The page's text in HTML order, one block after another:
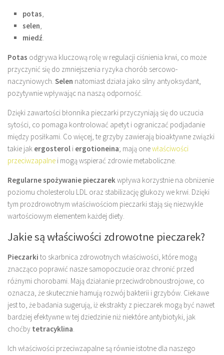
potas,
selen,
miedź.
Potas odgrywa kluczową rolę w regulacji ciśnienia krwi, co może
przyczynić się do zmniejszenia ryzyka chorób sercowo-
naczyniowych. Selen natomiast działa jako silny antyoksydant,
pozytywnie wpływając na naszą odporność.
Dzięki zawartości błonnika pieczarki przyczyniają się do uczucia
sytości, co pomaga kontrolować apetyt i ograniczać podjadanie
między posiłkami. Co więcej, te grzyby zawierają bioaktywne związki
takie jak ergosterol i ergotioneina; mają onewłaściwości
przeciwzapalne i mogą wspierać zdrowie metaboliczne.
Regularne spożywanie pieczarekwpływa korzystnie na obniżenie
poziomu cholesterolu LDL oraz stabilizację glukozy we krwi. Dzięki
tym prozdrowotnym właściwościom pieczarki stają się niezwykle
wartościowym elementem każdej diety.
Jakie są właściwości zdrowotne pieczarek?
Pieczarki to skarbnica zdrowotnych właściwości, które mogą
znacząco poprawić nasze samopoczucie oraz chronić przed
różnymi chorobami. Mają działanie przeciwdrobnoustrojowe, co
oznacza, że skutecznie hamują rozwój bakterii i grzybów. Ciekawe
jest to, że badania sugerują, iż ekstrakty z pieczarek mogą być nawet
bardziej efektywne w tej dziedzinie niż niektóre antybiotyki, jak
choćby tetracyklina.
Ich właściwości przeciwzapalne są równie istotne dla naszego